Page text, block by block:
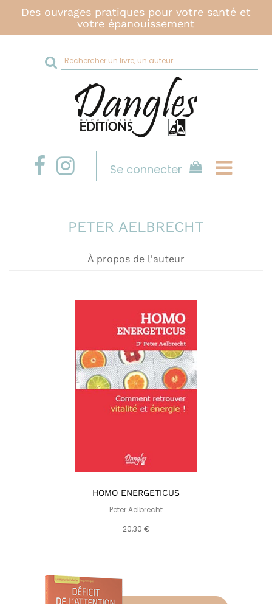
Des ouvrages pratiques pour votre santé et
votre épanouissement
Rechercher
sur
site
Se connecter
PETER AELBRECHT
À propos de l'auteur
HOMO ENERGETICUS
Peter Aelbrecht
20,30 €